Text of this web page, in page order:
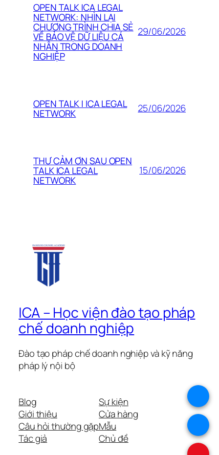
OPEN TALK ICA LEGAL
NETWORK: NHÌN LẠI
CHƯƠNG TRÌNH CHIA SẺ
VỀ BẢO VỆ DỮ LIỆU CÁ
NHÂN TRONG DOANH
NGHIỆP
29/06/2026
OPEN TALK | ICA LEGAL
NETWORK 25/06/2026
THƯ CẢM ƠN SAU OPEN
TALK ICA LEGAL
NETWORK
15/06/2026
ICA – Học viện đào tạo pháp
chế doanh nghiệp
Đào tạo pháp chế doanh nghiệp và kỹ năng
pháp lý nội bộ
Blog
Giới thiệu
Câu hỏi thường gặp
Tác giả
Sự kiện
Cửa hàng
Mẫu
Chủ đề